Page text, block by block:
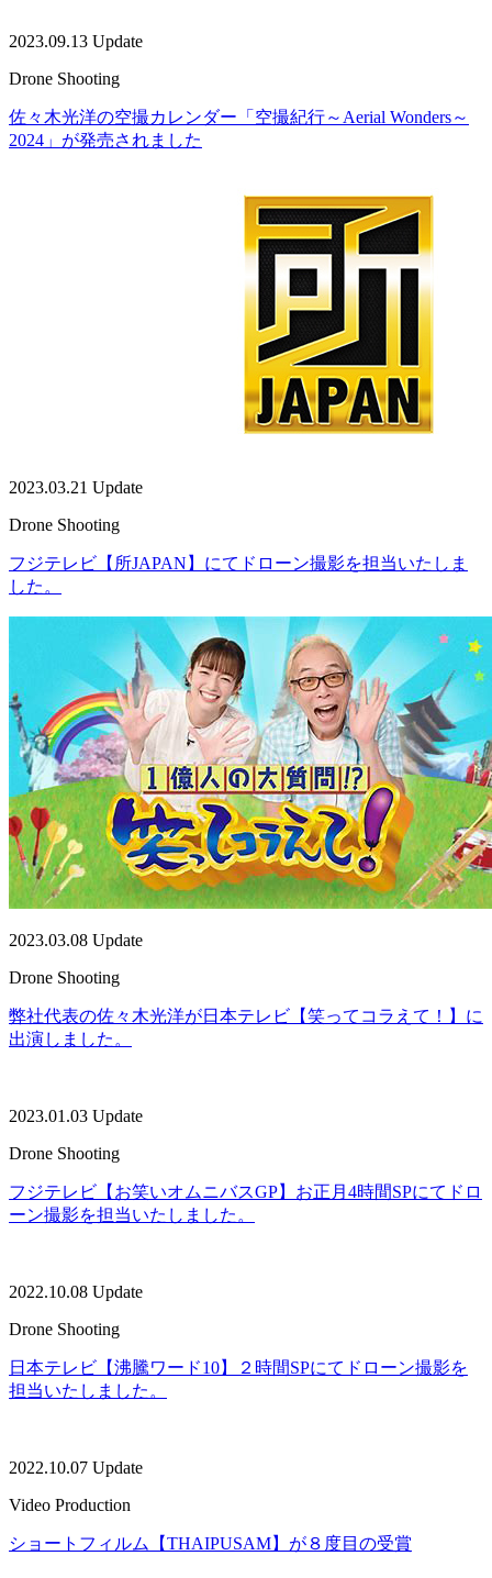
2023.09.13 Update
Drone Shooting
佐々木光洋の空撮カレンダー「空撮紀行～Aerial Wonders～
2024」が発売されました
2023.03.21 Update
Drone Shooting
フジテレビ【所JAPAN】にてドローン撮影を担当いたしま
した。
2023.03.08 Update
Drone Shooting
弊社代表の佐々木光洋が日本テレビ【笑ってコラえて！】に
出演しました。
2023.01.03 Update
Drone Shooting
フジテレビ【お笑いオムニバスGP】お正月4時間SPにてドロ
ーン撮影を担当いたしました。
2022.10.08 Update
Drone Shooting
日本テレビ【沸騰ワード10】２時間SPにてドローン撮影を
担当いたしました。
2022.10.07 Update
Video Production
ショートフィルム【THAIPUSAM】が８度目の受賞